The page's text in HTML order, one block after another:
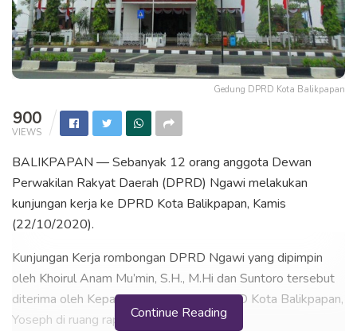
Gedung DPRD Kota Balikpapan
900
VIEWS
BALIKPAPAN — Sebanyak 12 orang anggota Dewan
Perwakilan Rakyat Daerah (DPRD) Ngawi melakukan
kunjungan kerja ke DPRD Kota Balikpapan, Kamis
(22/10/2020).
Kunjungan Kerja rombongan DPRD Ngawi yang dipimpin
oleh Khoirul Anam Mu’min, S.H., M.Hi dan Suntoro tersebut
diterima oleh Kepala Bagian Humas DPRD Kota Balikpapan,
Yoseph di ruang rapat gabungan.
Continue Reading